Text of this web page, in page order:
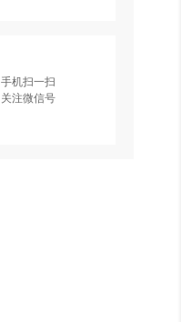
手机扫一扫
关注微信号